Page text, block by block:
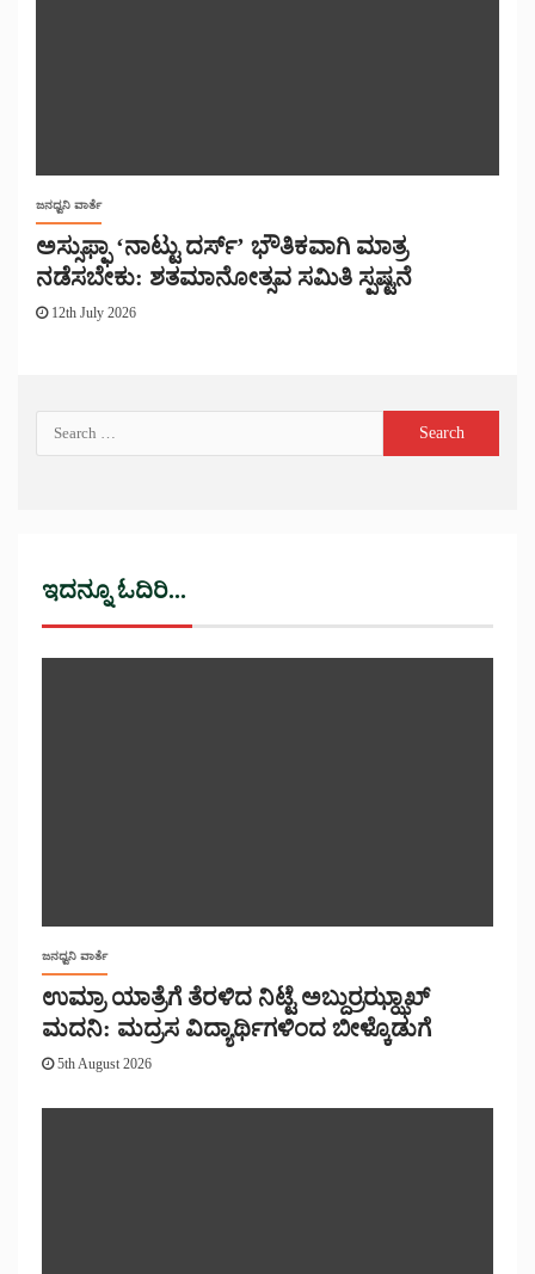
ಜನಧ್ವನಿ ವಾರ್ತೆ
ಅಸ್ಸುಫ್ಫಾ ‘ನಾಟ್ಟು ದರ್ಸ್’ ಭೌತಿಕವಾಗಿ ಮಾತ್ರ
ನಡೆಸಬೇಕು: ಶತಮಾನೋತ್ಸವ ಸಮಿತಿ ಸ್ಪಷ್ಟನೆ
12th July 2026
ಇದನ್ನೂ ಓದಿರಿ...
ಜನಧ್ವನಿ ವಾರ್ತೆ
ಉಮ್ರಾ ಯಾತ್ರೆಗೆ ತೆರಳಿದ ನಿಟ್ಟೆ ಅಬ್ದುರ್ರಝ್ಝಾಖ್
ಮದನಿ: ಮದ್ರಸ ವಿದ್ಯಾರ್ಥಿಗಳಿಂದ ಬೀಳ್ಕೊಡುಗೆ
5th August 2026